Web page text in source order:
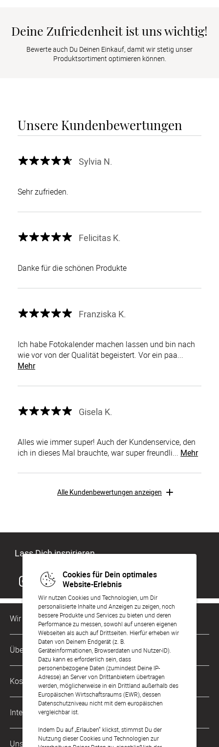
Cookies für Dein optimales
Website-Erlebnis
Wir nutzen Cookies und Technologien, um Dir
personalisierte Inhalte und Anzeigen zu zeigen, noch
bessere Produkte und Services zu bieten und deren
Performance zu messen, sowohl auf unseren eigenen
Webseiten als auch auf Drittseiten. Hierfür erheben wir
Daten von Deinem Endgerät (z. B.
Geräteinformationen, Browserdaten und Nutzer-ID).
Dazu kann es erforderlich sein, dass
personenbezogene Daten (zumindest Deine IP-
Adresse) an Server von Drittanbietern übertragen
werden, möglicherweise in ein Drittland außerhalb des
Europäischen Wirtschaftsraums (EWR), dessen
Datenschutzniveau nicht mit dem europäischen
vergleichbar ist.
Indem Du auf „Erlauben“ klickst, stimmst Du der
Nutzung dieser Cookies und Technologien zur
Deine Zufriedenheit ist uns wichtig!
Bewerte auch Du Deinen Einkauf, damit wir stetig unser
Produktsortiment optimieren können.
Unsere Kundenbewertungen
Sylvia N.
Sehr zufrieden.
Felicitas K.
Danke für die schönen Produkte
Franziska K.
Ich habe Fotokalender machen lassen und bin nach
wie vor von der Qualität begeistert. Vor ein paa...
Mehr
Gisela K.
Alles wie immer super! Auch der Kundenservice, den
ich in dieses Mal brauchte, war super freundli... Mehr
Alle Kundenbewertungen anzeigen
Lass Dich inspirieren
Wir sind für Dich da
Kundenservice-Hotline
0221 956 725 10
Mo. - Fr. von 9 bis 17 Uhr
kontakt@sendmoments.de
Über Uns
Philosophie
Karriere
Impressum
AGB & Widerrufsrecht
Zahlung & Versand
Kostenlose Services
Musterkarten
Digitale Gästelisten
International
Österreich
Unsere Zahlungsarten